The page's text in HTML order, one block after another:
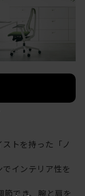
トを持った「ノ
インテリア性を
でき、腕と肩を